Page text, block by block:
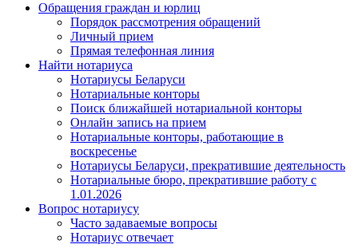
Обращения граждан и юрлиц
Порядок рассмотрения обращений
Личный прием
Прямая телефонная линия
Найти нотариуса
Нотариусы Беларуси
Нотариальные конторы
Поиск ближайшей нотариальной конторы
Онлайн запись на прием
Нотариальные конторы, работающие в
воскресенье
Нотариусы Беларуси, прекратившие деятельность
Нотариальные бюро, прекратившие работу с
1.01.2026
Вопрос нотариусу
Часто задаваемые вопросы
Нотариус отвечает